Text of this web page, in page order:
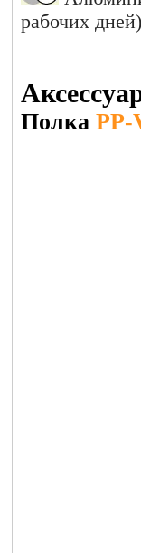
рабочих
Полка PP-